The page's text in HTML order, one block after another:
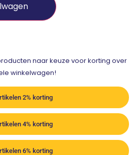
naar keuze voor korting over
winkelwagen!
2% korting
4% korting
6% korting